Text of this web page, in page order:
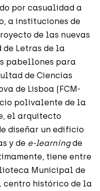
por casualidad a
a instituciones de
de las nuevas
Letras de la
pabellones para
de Ciencias
de Lisboa (FCM-
polivalente de la
el arquitecto
diseñar un edificio
y de e-learningde
tiene entre
Municipal de
centro histórico de la